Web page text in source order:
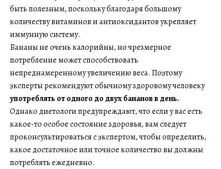
быть полезным, поскольку благодаря большому
количеству витаминов и антиоксидантов укрепляет
иммунную систему.
Бананы не очень калорийны, но чрезмерное
потребление может способствовать
непреднамеренному увеличению веса. Поэтому
эксперты рекомендуют обычному здоровому человеку
употреблять от одного до двух бананов в день.
Однако диетологи предупреждают, что если у вас есть
какое-то особое состояние здоровья, вам следует
проконсультироваться с экспертом, чтобы определить,
какое достаточное или точное количество вы должны
потреблять ежедневно.